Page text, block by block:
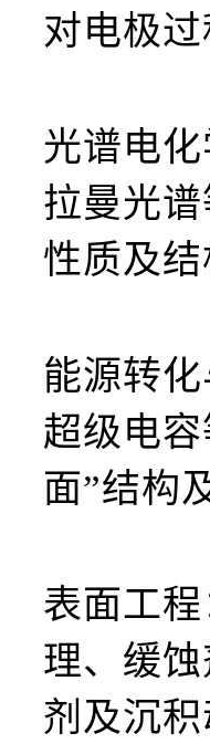
对电极
光谱电
拉曼光
性质及
能源转
超级电
面”结构
表面工
理、缓
剂及沉